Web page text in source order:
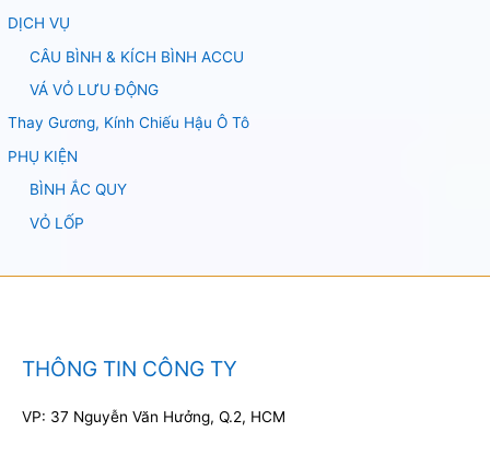
DỊCH VỤ
CÂU BÌNH & KÍCH BÌNH ACCU
VÁ VỎ LƯU ĐỘNG
Thay Gương, Kính Chiếu Hậu Ô Tô
PHỤ KIỆN
BÌNH ẮC QUY
VỎ LỐP
THÔNG TIN CÔNG TY
VP: 37 Nguyễn Văn Hưởng, Q.2, HCM